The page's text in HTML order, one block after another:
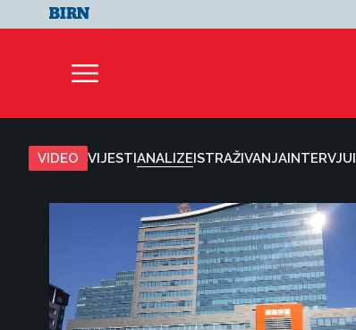
VIDEO VIJESTIANALIZEISTRAŽIVANJAINTERVJUI